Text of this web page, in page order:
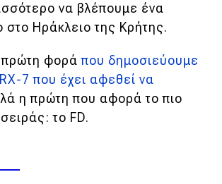
να βλέπουμε ένα
στο Ηράκλειο της Κρήτης.
πρώτη φοράπου δημοσιεύουμε
7 που έχει αφεθεί να
η πρώτη που αφορά το πιο
το FD.